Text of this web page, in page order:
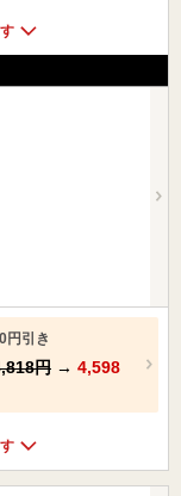
円引き
円 → 4,598